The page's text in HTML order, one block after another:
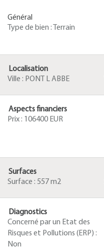
Général
Type de bien :
Terrain
Localisation
Ville : PONT L ABBE
Aspects financiers
Prix : 106400 EUR
Surfaces
Surface : 557 m2
Diagnostics
Concerné par un Etat des
Risques et Pollutions (ERP) :
Non